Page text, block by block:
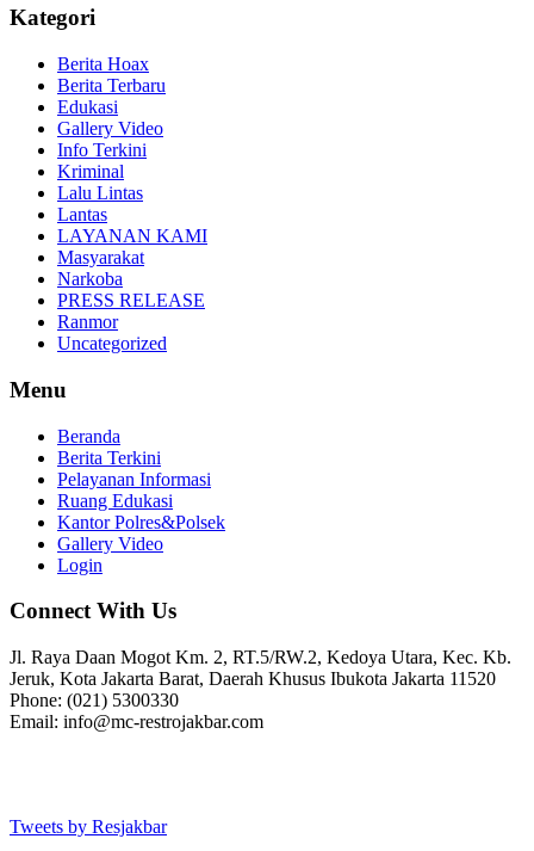
Kategori
Berita Hoax
Berita Terbaru
Edukasi
Gallery Video
Info Terkini
Kriminal
Lalu Lintas
Lantas
LAYANAN KAMI
Masyarakat
Narkoba
PRESS RELEASE
Ranmor
Uncategorized
Menu
Beranda
Berita Terkini
Pelayanan Informasi
Ruang Edukasi
Kantor Polres&Polsek
Gallery Video
Login
Connect With Us
Jl. Raya Daan Mogot Km. 2, RT.5/RW.2, Kedoya Utara, Kec. Kb.
Jeruk, Kota Jakarta Barat, Daerah Khusus Ibukota Jakarta 11520
Phone: (021) 5300330
Email: info@mc-restrojakbar.com
Tweets by Resjakbar